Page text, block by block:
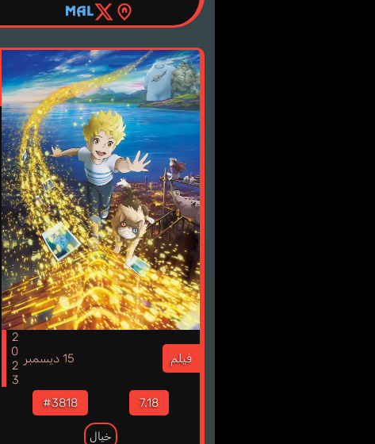
فيلم 15 ديسمبر 2023
7.18
#3818
خيال